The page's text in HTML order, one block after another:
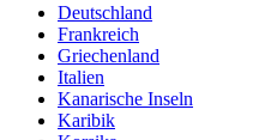
Deutschland
Frankreich
Griechenland
Italien
Kanarische Inseln
Karibik